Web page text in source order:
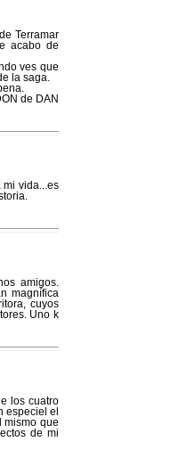
Terramar
acabo de
ves que
la saga.
de DAN
mi vida...es
amigos.
magnífica
cuyos
Uno k
los cuatro
especiel el
mismo que
de mi